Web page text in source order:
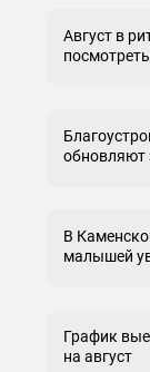
Август в
обновляют
В
малышей
График
на август